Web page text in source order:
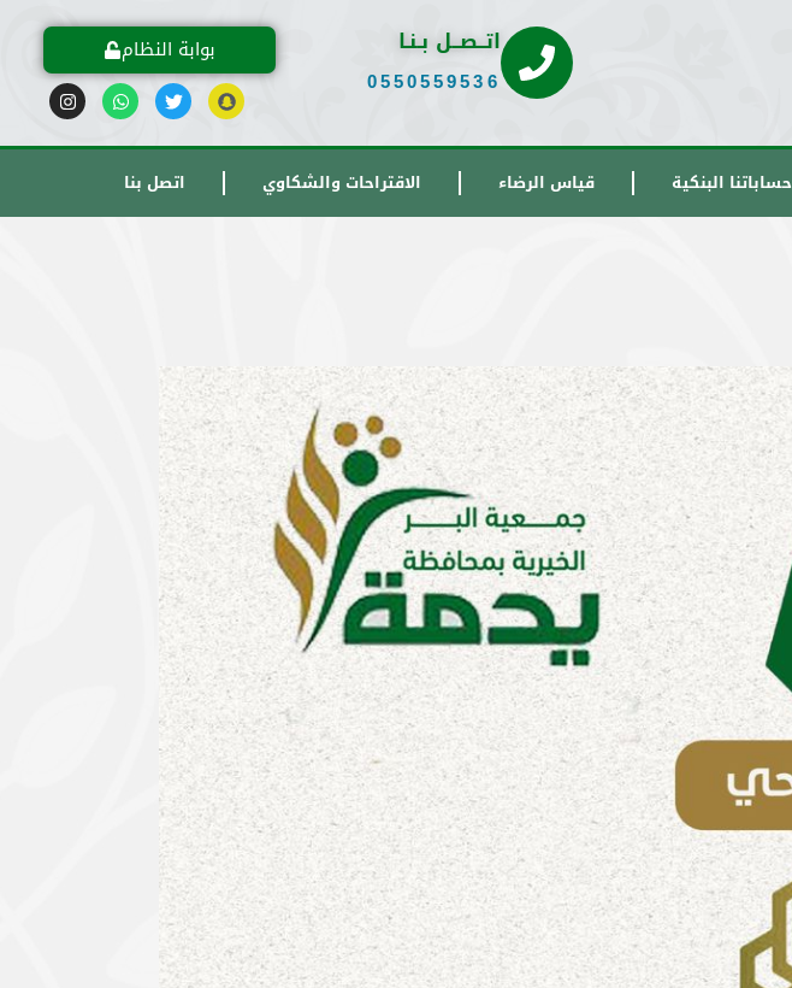
اتــصــل بـنـا
0550559536
بوابة النظام
حساباتنا البنكية قياس الرضاء الاقتراحات والشكاوي اتصل بنا